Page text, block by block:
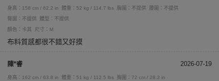
身高：158 cm / 62.2 in 體重：52 kg / 114.7 lbs 胸圍：不提供
腰圍：不提供
臀圍：不提供
體型：不提供
顏色：卡其
尺寸：M
布料質感都很不錯又好摸
陳*睿 2026-07-19
身高：162 cm / 63.8 in 體重：51 kg / 112.5 lbs
胸圍：72 cm / 28.3 in